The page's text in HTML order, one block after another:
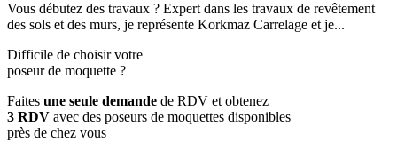
Vous débutez des travaux ? Expert dans les travaux de revêtement
des sols et des murs, je représente Korkmaz Carrelage et je...
Difficile de choisir votre
poseur de moquette ?
Faites une seule demande de RDV et obtenez
3 RDV avec des poseurs de moquettes disponibles
près de chez vous